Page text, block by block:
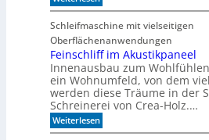
i
h
C
N
C
-
T
e
c
h
n
V
r
f
e
r
t
i
g
u
g
Schleifmaschine mit vielseitigen
Oberflächenanwendungen
Feinschliff im Akustikpaneel
Innenausbau zum
ein Wohnumfeld, von dem
werden diese Träume in der
Schreinerei von Crea-Holz.…
Weiterlesen:
F